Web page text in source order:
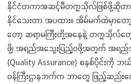
နိုင်ငံတကာအဆင့်မီတက္ကသိုလ်ဖြစ်ဖို့ဆိုတာမ
နိုင်သေးတာ အပထား။ အိမ်မက်ထဲမှာတော့
တော့ ဆရာမကြီးတို့အနေနဲ့ တက္ကသိုလ်
ဖို့၊ အရည်အသွေးပြည့်ဝဖို့အတွက် အရည်
(Quality Assurance) စနစ်ပိုင်းကို
ဝန်ကြီးဌာနဘက်က ဘာတွေ ဖြည့်ဆည်း